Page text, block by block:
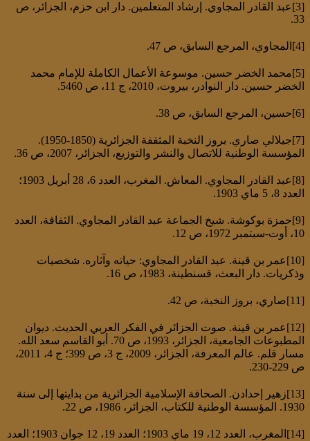
[3]عبد القادر المجاوي. إرشاد المتعلمين. دار ابن حزم، الجزائر، ص
33.
[4]المجاوي، المرجع السابق، ص 47.
[5]محمد الخضر حسين. موسوعة الأعمال الكاملة للإمام محمد
الخضر حسين. دار النوادر، بيروت، 2010، ج 11، ص 5460.
[6]حسين، المرجع السابق، ص 38.
[7]جيلالي صاري. بروز النخبة المثقفة الجزائرية (1850-1950).
المؤسسة الوطنية للاتصال والنشر والتوزيع، الجزائر، 2007، ص 36.
[8]عبد القادر المجاوي. المعاش. المغرب، العدد 6، 28 أبريل 1903؛
العدد 8، 5 ماي 1903.
[9]حمزة بوكوشة. شيخ الجماعة عبد القادر المجاوي. الثقافة، العدد
10، أوت-سبتمبر 1972، ص 12.
[10]عمر بن قينة. عبد القادر المجاوي: حياته وآثاره. شخصيات
وذكريات. دار البعث، قسنطينة، 1983، ص 16.
[11]صاري، بروز النخبة، ص 42.
[12]عمر بن قينة. صوت الجزائر في الفكر العربي الحديث. ديوان
المطبوعات الجامعية، الجزائر، 1993، ص 70. أبو القاسم سعد الله.
مسار قلم. عالم المعرفة، الجزائر، 2009، ج 3، ص 399؛ ج 4، 2011،
ص 229-230.
[13]زهير إحدادن. الصحافة الإسلامية الجزائرية من بدايتها إلى سنة
1930. المؤسسة الوطنية للكتاب، الجزائر، 1986، ص 22.
[14]المغرب، العدد 12، 19 ماي 1903؛ العدد 19، 12 جوان 1903؛ العدد